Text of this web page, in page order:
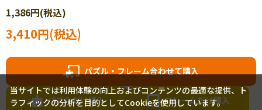
軽量なアルミを使用し丈夫で扱いやすいパネルです。【
1,386円(税込)
3,410円(税込)
パズル・フレーム合わせて購入
パズルだけ購入 フレームだけ購入
当サイトでは利用体験の向上およびコンテンツの最適な提供、ト
ラフィックの分析を目的としてCookieを使用しています。